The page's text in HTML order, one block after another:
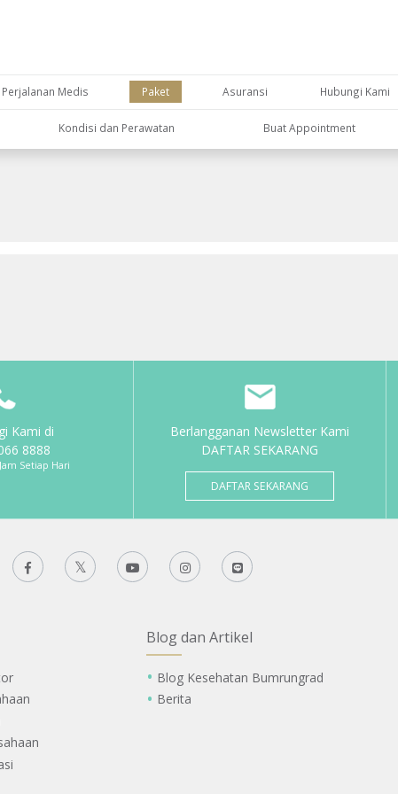
Perjalanan Medis Paket Asuransi Hubungi Kami
Kondisi dan Perawatan Buat Appointment
Kami di
8888
Setiap Hari
Berlangganan Newsletter Kami
DAFTAR SEKARANG
DAFTAR SEKARANG
Blog dan Artikel
Blog Kesehatan Bumrungrad
Berita